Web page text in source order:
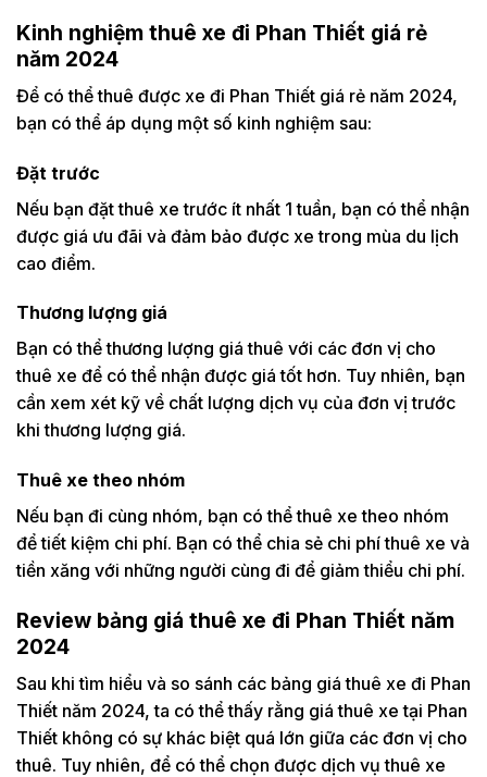
Kinh nghiệm thuê xe đi Phan Thiết giá rẻ
năm 2024
Để có thể thuê được xe đi Phan Thiết giá rẻ năm 2024,
bạn có thể áp dụng một số kinh nghiệm sau:
Đặt trước
Nếu bạn đặt thuê xe trước ít nhất 1 tuần, bạn có thể nhận
được giá ưu đãi và đảm bảo được xe trong mùa du lịch
cao điểm.
Thương lượng giá
Bạn có thể thương lượng giá thuê với các đơn vị cho
thuê xe để có thể nhận được giá tốt hơn. Tuy nhiên, bạn
cần xem xét kỹ về chất lượng dịch vụ của đơn vị trước
khi thương lượng giá.
Thuê xe theo nhóm
Nếu bạn đi cùng nhóm, bạn có thể thuê xe theo nhóm
để tiết kiệm chi phí. Bạn có thể chia sẻ chi phí thuê xe và
tiền xăng với những người cùng đi để giảm thiểu chi phí.
Review bảng giá thuê xe đi Phan Thiết năm
2024
Sau khi tìm hiểu và so sánh các bảng giá thuê xe đi Phan
Thiết năm 2024, ta có thể thấy rằng giá thuê xe tại Phan
Thiết không có sự khác biệt quá lớn giữa các đơn vị cho
thuê. Tuy nhiên, để có thể chọn được dịch vụ thuê xe